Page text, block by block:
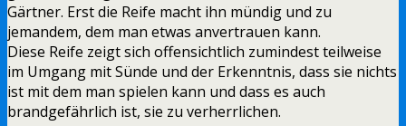
Gärtner. Erst die Reife macht ihn mündig und zu
jemandem, dem man etwas anvertrauen kann.
Diese Reife zeigt sich offensichtlich zumindest teilweise
im Umgang mit Sünde und der Erkenntnis, dass sie nichts
ist mit dem man spielen kann und dass es auch
brandgefährlich ist, sie zu verherrlichen.